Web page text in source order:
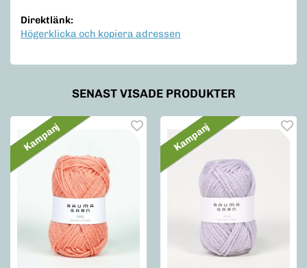
Direktlänk:
Högerklicka och kopiera adressen
SENAST VISADE PRODUKTER
Kampanj Kampanj